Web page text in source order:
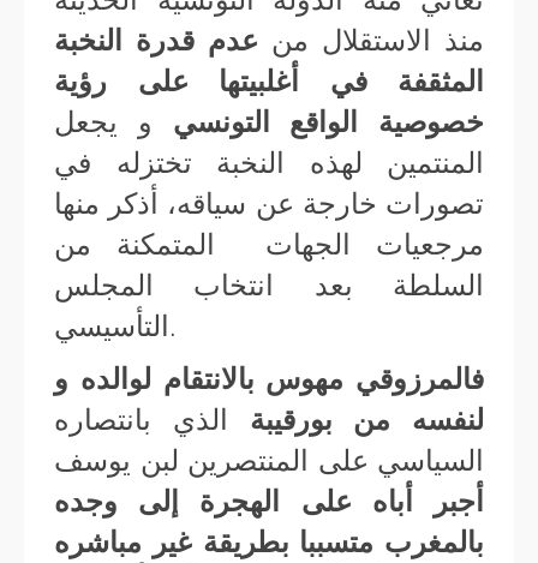
منذ الاستقلال من عدم قدرة النخبة
المثقفة في أغلبيتها على رؤية
خصوصية الواقع التونسي و يجعل
المنتمين لهذه النخبة تختزله في
تصورات خارجة عن سياقه، أذكر منها
مرجعيات الجهات المتمكنة من
السلطة بعد انتخاب المجلس
التأسيسي.
فالمرزوقي مهوس بالانتقام لوالده و
لنفسه من بورقيبة الذي بانتصاره
السياسي على المنتصرين لبن يوسف
أجبر أباه على الهجرة إلى وجده
بالمغرب متسببا بطريقة غير مباشره